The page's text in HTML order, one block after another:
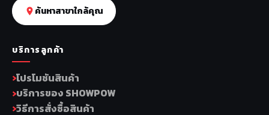
ค้นหาสาขาใกล้คุณ
บริการลูกค้า
โปรโมชันสินค้า
บริการของ SHOWPOW
วิธีการสั่งซื้อสินค้า